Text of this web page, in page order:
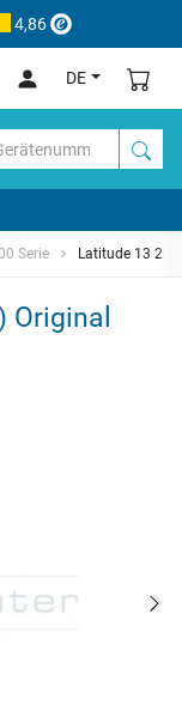
4,86
DE
Serie Latitude 13
Original